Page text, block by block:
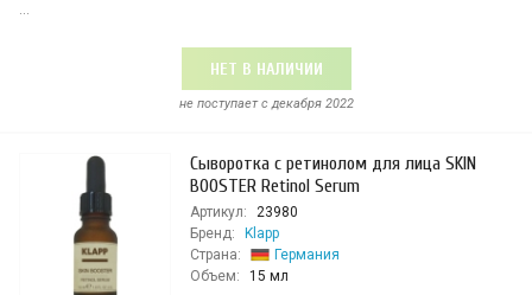
...
НЕТ В НАЛИЧИИ
не поступает c декабря 2022
Сыворотка с ретинолом для лица SKIN
BOOSTER Retinol Serum
Артикул:
23980
Бренд:
Klapp
Страна:
Германия
Объем:
15 мл